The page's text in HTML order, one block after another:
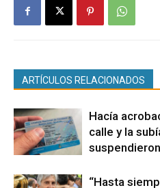
ARTÍCULOS RELACIONADOS
Hacía
calle y la
“Hasta